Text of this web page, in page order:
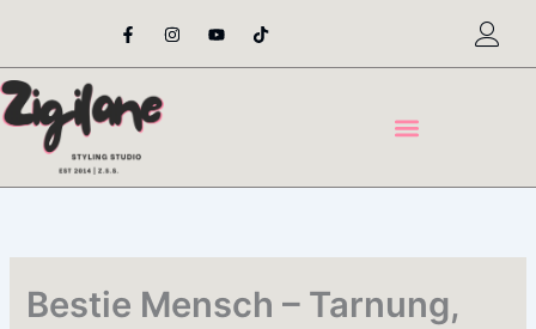
content
F
a
e
o
o
-
I
n
t
Y
o
t
T
i
t
Bestie Mensch – Tarnung,